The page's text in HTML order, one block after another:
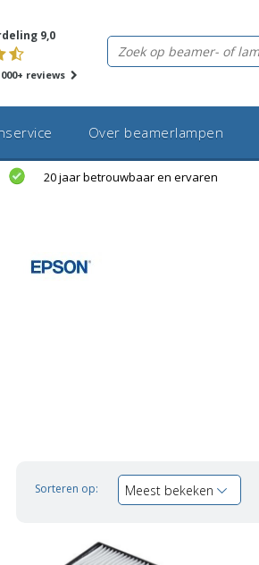
9,0
reviews
Over beamerlampen
20 jaar betrouwbaar en ervaren
Sorteren op: Meest bekeken